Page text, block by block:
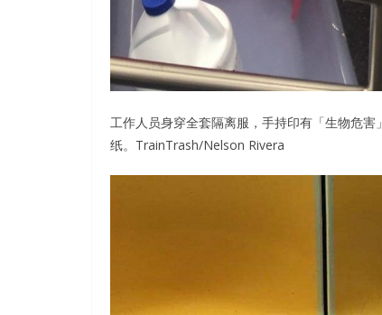
工作人员身穿全套隔离服，手持印有「生物危
纸。TrainTrash/Nelson Rivera